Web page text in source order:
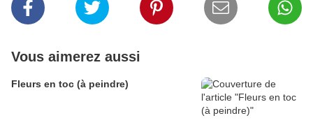
Vous aimerez aussi
Fleurs en toc (à peindre)